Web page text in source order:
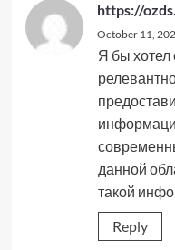
https://
October 11,
Я бы хотел
данной
такой
Reply